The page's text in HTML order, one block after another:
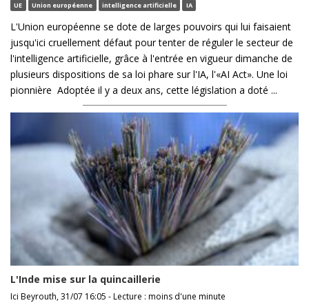
UE Union européenne intelligence artificielle IA
L'Union européenne se dote de larges pouvoirs qui lui faisaient
jusqu'ici cruellement défaut pour tenter de réguler le secteur de
l'intelligence artificielle, grâce à l'entrée en vigueur dimanche de
plusieurs dispositions de sa loi phare sur l'IA, l'«AI Act». Une loi
pionnière Adoptée il y a deux ans, cette législation a doté ...
L'Inde mise sur la quincaillerie
Ici Beyrouth, 31/07 16:05 - Lecture : moins d'une minute